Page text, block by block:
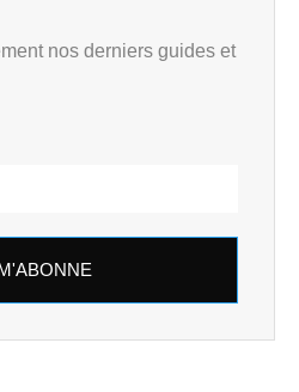
nos derniers guides et